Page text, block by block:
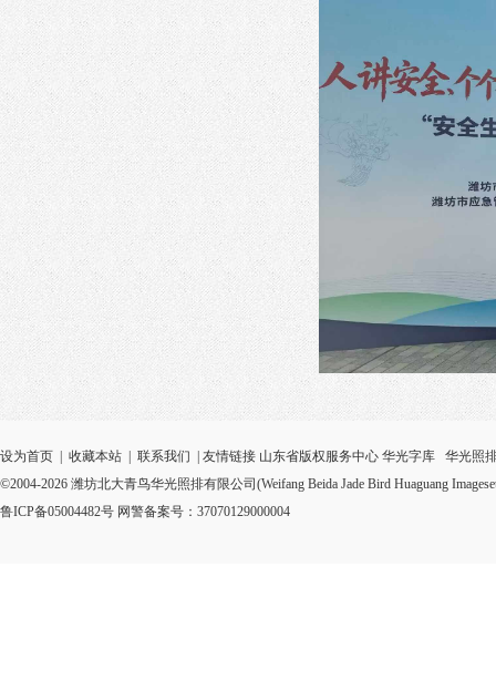
设为首页 收藏本站 联系我们 | 友情链接 山东省版权服务中心 华光字库
华光照
©2004-2026 潍坊北大青鸟华光照排有限公司(Weifang Beida Jade Bird Huaguang
鲁ICP备05004482号 网警备案号：37070129000004